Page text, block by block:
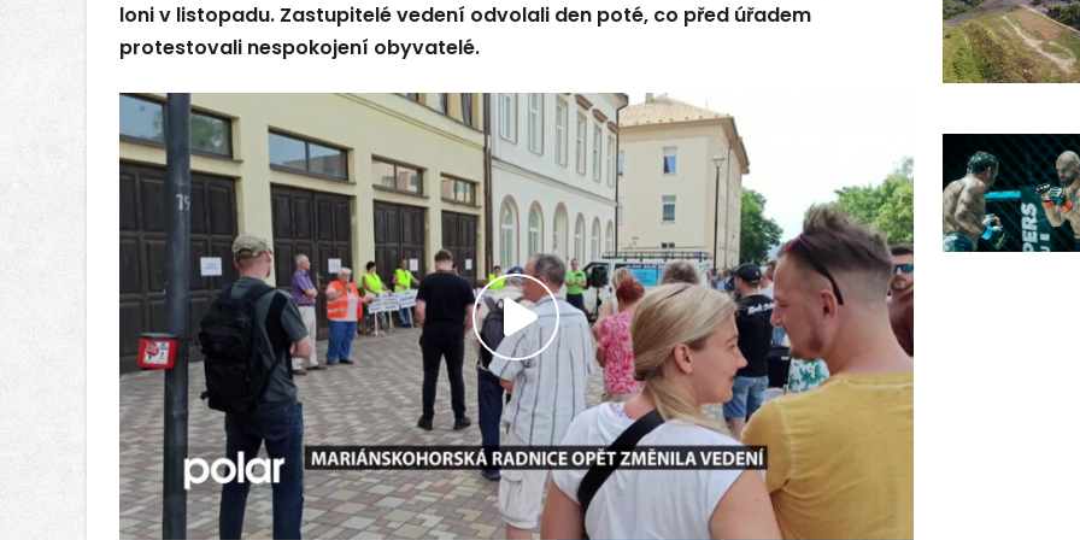
loni v listopadu. Zastupitelé vedení odvolali den poté, co před úřadem
protestovali nespokojení obyvatelé.
Přehrát
video